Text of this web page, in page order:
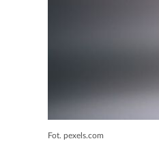
Fot. pexels.com